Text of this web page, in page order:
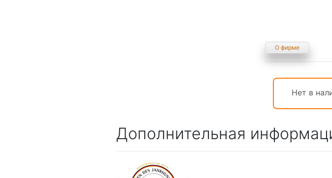
О фирме
Нет в
Дополнительная